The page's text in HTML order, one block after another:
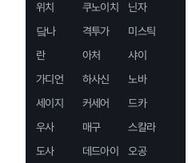
위치
쿠노이치
닌자
닼나
격투가
미스틱
란
아처
샤이
가디언
하사신
노바
세이지
커세어
드카
우사
매구
스칼라
도사
데드아이
오공